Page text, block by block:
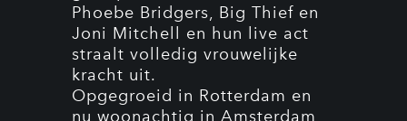
Phoebe Bridgers, Big Thief en
Joni Mitchell en hun live act
straalt volledig vrouwelijke
kracht uit.
Opgegroeid in Rotterdam en
nu woonachtig in Amsterdam